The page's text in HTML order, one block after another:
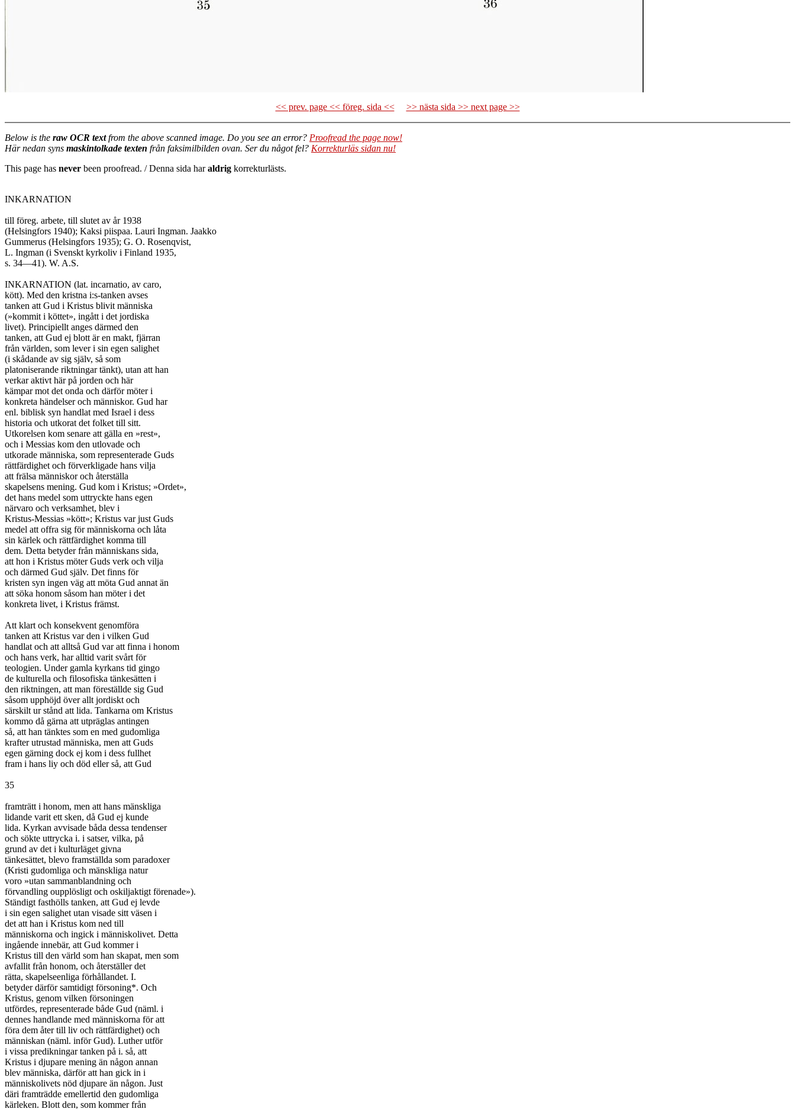
<< prev. page << föreg. sida << >> nästa sida >> next page >>
Below is the raw OCR textfrom the above scanned image. Do you see an error? Proofread the page now!
Här nedan syns maskintolkade texten från faksimilbilden ovan. Ser du något fel? Korrekturläs sidan nu!
This page has never been proofread. / Denna sida haraldrig korrekturlästs.
INKARNATION
till föreg. arbete, till slutet av år 1938
(Helsingfors 1940); Kaksi piispaa. Lauri Ingman. Jaakko
Gummerus (Helsingfors 1935); G. O. Rosenqvist,
L. Ingman (i Svenskt kyrkoliv i Finland 1935,
s. 34—41). W. A.S.
INKARNATION (lat. incarnatio, av caro,
kött). Med den kristna i:s-tanken avses
tanken att Gud i Kristus blivit människa
(»kommit i köttet», ingått i det jordiska
livet). Principiellt anges därmed den
tanken, att Gud ej blott är en makt, fjärran
från världen, som lever i sin egen salighet
(i skådande av sig själv, så som
platoniserande riktningar tänkt), utan att han
verkar aktivt här på jorden och här
kämpar mot det onda och därför möter i
konkreta händelser och människor. Gud har
enl. biblisk syn handlat med Israel i dess
historia och utkorat det folket till sitt.
Utkorelsen kom senare att gälla en »rest»,
och i Messias kom den utlovade och
utkorade människa, som representerade Guds
rättfärdighet och förverkligade hans vilja
att frälsa människor och återställa
skapelsens mening. Gud kom i Kristus; »Ordet»,
det hans medel som uttryckte hans egen
närvaro och verksamhet, blev i
Kristus-Messias »kött»; Kristus var just Guds
medel att offra sig för människorna och låta
sin kärlek och rättfärdighet komma till
dem. Detta betyder från människans sida,
att hon i Kristus möter Guds verk och vilja
och därmed Gud själv. Det finns för
kristen syn ingen väg att möta Gud annat än
att söka honom såsom han möter i det
konkreta livet, i Kristus främst.
Att klart och konsekvent genomföra
tanken att Kristus var den i vilken Gud
handlat och att alltså Gud var att finna i honom
och hans verk, har alltid varit svårt för
teologien. Under gamla kyrkans tid gingo
de kulturella och filosofiska tänkesätten i
den riktningen, att man föreställde sig Gud
såsom upphöjd över allt jordiskt och
särskilt ur stånd att lida. Tankarna om Kristus
kommo då gärna att utpräglas antingen
så, att han tänktes som en med gudomliga
krafter utrustad människa, men att Guds
egen gärning dock ej kom i dess fullhet
fram i hans liy och död eller så, att Gud
35
framträtt i honom, men att hans mänskliga
lidande varit ett sken, då Gud ej kunde
lida. Kyrkan avvisade båda dessa tendenser
och sökte uttrycka i. i satser, vilka, på
grund av det i kulturläget givna
tänkesättet, blevo framställda som paradoxer
(Kristi gudomliga och mänskliga natur
voro »utan sammanblandning och
förvandling oupplösligt och oskiljaktigt förenade»).
Ständigt fasthölls tanken, att Gud ej levde
i sin egen salighet utan visade sitt väsen i
det att han i Kristus kom ned till
människorna och ingick i människolivet. Detta
ingående innebär, att Gud kommer i
Kristus till den värld som han skapat, men som
avfallit från honom, och återställer det
rätta, skapelseenliga förhållandet. I.
betyder därför samtidigt försoning*. Och
Kristus, genom vilken försoningen
utfördes, representerade både Gud (näml. i
dennes handlande med människorna för att
föra dem åter till liv och rättfärdighet) och
människan (näml. inför Gud). Luther utför
i vissa predikningar tanken på i. så, att
Kristus i djupare mening än någon annan
blev människa, därför att han gick in i
människolivets nöd djupare än någon. Just
däri framträdde emellertid den gudomliga
kärleken. Blott den, som kommer från